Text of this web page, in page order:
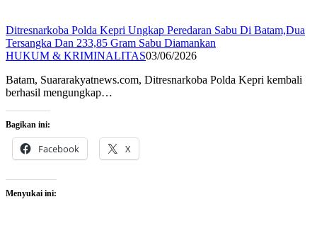
Ditresnarkoba Polda Kepri Ungkap Peredaran Sabu Di Batam,Dua
Tersangka Dan 233,85 Gram Sabu Diamankan
HUKUM & KRIMINALITAS03/06/2026
Batam, Suararakyatnews.com, Ditresnarkoba Polda Kepri kembali
berhasil mengungkap…
Bagikan ini:
Facebook X
Menyukai ini: